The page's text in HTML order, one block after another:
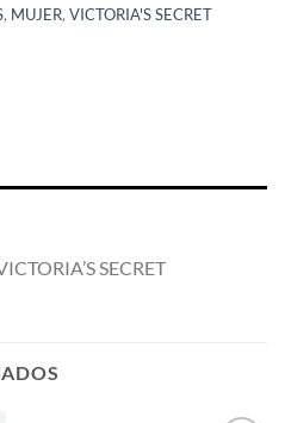
, MUJER, VICTORIA'S SECRET
SECRET